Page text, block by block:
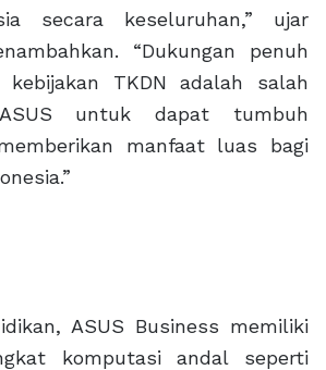
secara keseluruhan,” ujar
“Dukungan penuh
TKDN adalah salah
untuk dapat tumbuh
manfaat luas bagi
ASUS Business memiliki
komputasi andal seperti